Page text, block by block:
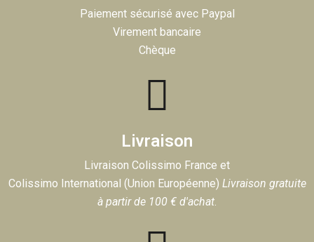
Paiement sécurisé avec Paypal
Virement bancaire
Chèque
Livraison
Livraison Colissimo France et
Colissimo International (Union Européenne) Livraison gratuite
à partir de 100 € d'achat